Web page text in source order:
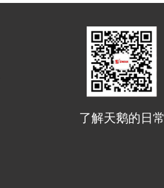
了解天鹅的日常